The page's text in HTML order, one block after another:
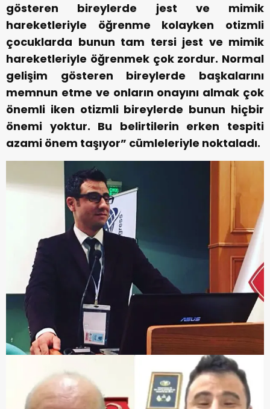
gösteren bireylerde jest ve mimik
hareketleriyle öğrenme kolayken otizmli
çocuklarda bunun tam tersi jest ve mimik
hareketleriyle öğrenmek çok zordur. Normal
gelişim gösteren bireylerde başkalarını
memnun etme ve onların onayını almak çok
önemli iken otizmli bireylerde bunun hiçbir
önemi yoktur. Bu belirtilerin erken tespiti
azami önem taşıyor” cümleleriyle noktaladı.